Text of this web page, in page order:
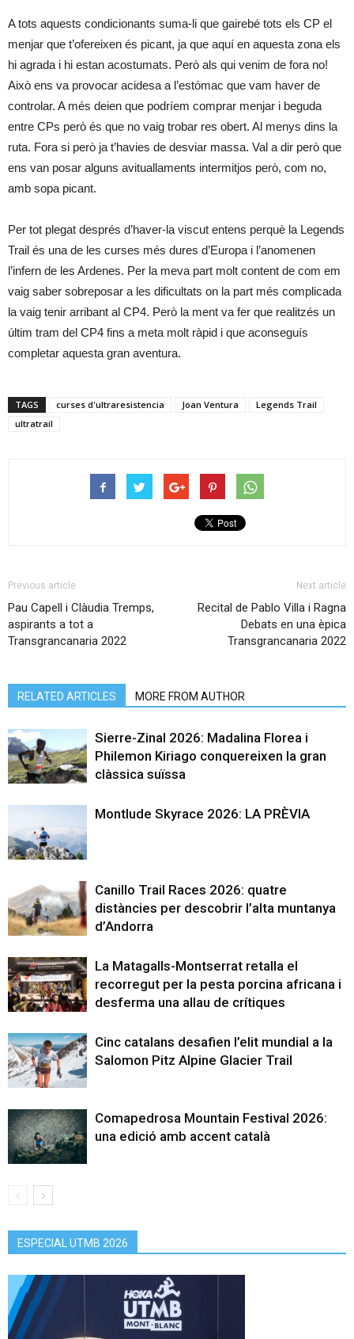
A tots aquests condicionants suma-li que gairebé tots els CP el
menjar que t’ofereixen és picant, ja que aquí en aquesta zona els
hi agrada i hi estan acostumats. Però als qui venim de fora no!
Això ens va provocar acidesa a l’estómac que vam haver de
controlar. A més deien que podríem comprar menjar i beguda
entre CPs però és que no vaig trobar res obert. Al menys dins la
ruta. Fora si però ja t’havies de desviar massa. Val a dir però que
ens van posar alguns avituallaments intermitjos però, com no,
amb sopa picant.
Per tot plegat després d’haver-la viscut entens perquè la Legends
Trail és una de les curses més dures d’Europa i l’anomenen
l’infern de les Ardenes. Per la meva part molt content de com em
vaig saber sobreposar a les dificultats on la part més complicada
la vaig tenir arribant al CP4. Però la ment va fer que realitzés un
últim tram del CP4 fins a meta molt ràpid i que aconseguís
completar aquesta gran aventura.
TAGS curses d'ultraresistencia Joan Ventura
Legends Trail
ultratrail
Previous article
Pau Capell i Clàudia Tremps,
aspirants a tot a
Transgrancanaria 2022
Next article
Recital de Pablo Villa i Ragna
Debats en una èpica
Transgrancanaria 2022
RELATED ARTICLES MORE FROM AUTHOR
Sierre-Zinal 2026: Madalina Florea i
Philemon Kiriago conquereixen la gran
clàssica suïssa
Montlude Skyrace 2026: LA PRÈVIA
Canillo Trail Races 2026: quatre
distàncies per descobrir l’alta muntanya
d’Andorra
La Matagalls-Montserrat retalla el
recorregut per la pesta porcina africana i
desferma una allau de crítiques
Cinc catalans desafien l’elit mundial a la
Salomon Pitz Alpine Glacier Trail
Comapedrosa Mountain Festival 2026:
una edició amb accent català
ESPECIAL UTMB 2026